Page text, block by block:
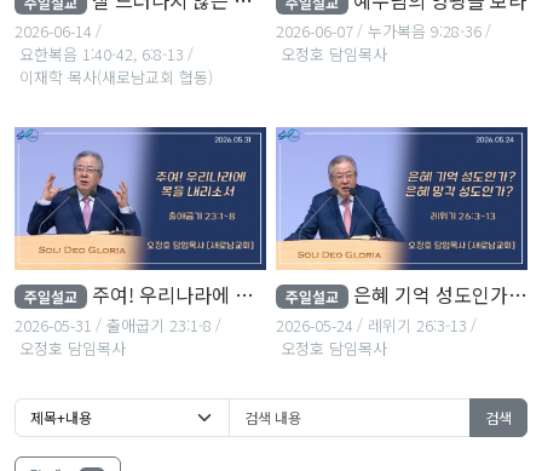
2026-06-14
요한복음 1:40-42, 6:8-13
이재학 목사(새로남교회 협동)
2026-06-07
누가복음 9:28-36
오정호 담임목사
주일설교 주여! 우리나라에 복을 내리소서
2026-05-31
출애굽기 23:1-8
오정호 담임목사
주일설교 은혜 기억 성도인가? 은혜 망각 성도인가?
2026-05-24
레위기 26:3-13
오정호 담임목사
검색